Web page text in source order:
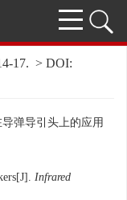
17. > DOI:
弹导引头上的应用
Infrared